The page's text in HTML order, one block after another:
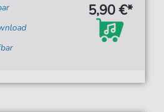
5,90 €*